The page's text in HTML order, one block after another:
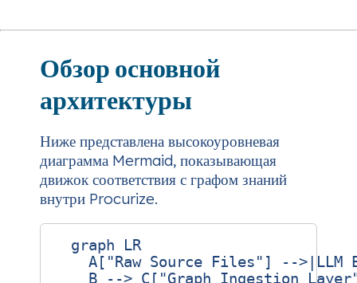
Обзор основной
архитектуры
Ниже представлена высокоуровневая
диаграмма Mermaid, показывающая
движок соответствия с графом знаний
внутри Procurize.
  graph LR
A["Raw Source Files"] -->|LLM
B --> C["Graph Ingestion